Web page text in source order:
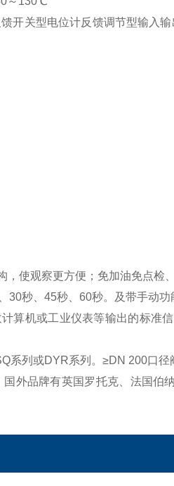
开关型电位计反馈调节型输入
使观察更方便；免加油免点检
秒、45秒、60秒。及带手动功
算机或工业仪表等输出的标准信
系列或DYR系列。≥DN 200口径
外品牌有英国罗托克、法国伯